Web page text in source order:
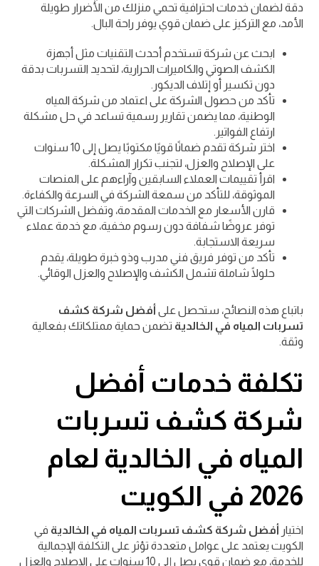
دقة لضمان خدمات احترافية تحمي منزلك من الأضرار طويلة
الأمد، مع التركيز على ضمان قوي يوفر راحة البال.
ابحث عن شركة تستخدم أحدث التقنيات مثل أجهزة
الكشف الصوتي والكاميرات الحرارية، لتحديد التسربات بدقة
دون تكسير أو إتلاف الديكور.
تأكد من حصول الشركة على اعتماد من شركة المياه
الوطنية، مما يضمن تقارير رسمية تساعد في حل مشكلة
ارتفاع الفواتير.
اختر شركة تقدم ضمانًا قويًا مكتوبًا يصل إلى 10 سنوات
على الإصلاح والعزل، لتجنب تكرار المشكلة.
اقرأ تقييمات العملاء السابقين وآراءهم على المنصات
الموثوقة، للتأكد من سمعة الشركة في السرعة والكفاءة.
قارن الأسعار مع الخدمات المقدمة، وتفضل الشركات التي
توفر عروضًا شفافة دون رسوم مخفية، مع خدمة عملاء
سريعة الاستجابة.
تأكد من توفر فريق فني مدرب وذو خبرة طويلة، يقدم
حلولًا شاملة تشمل الكشف والإصلاح والعزل الوقائي.
باتباع هذه النصائح، ستحصل على أفضل شركة كشف
تسربات المياه في الخالدية تضمن حماية ممتلكاتك بفعالية
وثقة.
تكلفة خدمات أفضل
شركة كشف تسربات
المياه في الخالدية لعام
2026 في الكويت
اختيار أفضل شركة كشف تسربات المياه في الخالدية في
الكويت يعتمد على عوامل متعددة تؤثر على التكلفة الإجمالية
للخدمة، مع ضمان قوي يصل إلى 10 سنوات على الإصلاح والعزل